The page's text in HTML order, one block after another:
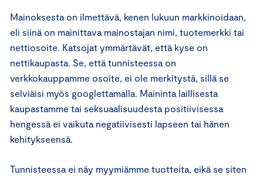
Mainoksesta on ilmettävä, kenen lukuun markkinoidaan,
eli siinä on mainittava mainostajan nimi, tuotemerkki tai
nettiosoite. Katsojat ymmärtävät, että kyse on
nettikaupasta. Se, että tunnisteessa on
verkkokauppamme osoite, ei ole merkitystä, sillä se
selviäisi myös googlettamalla. Maininta laillisesta
kaupastamme tai seksuaalisuudesta positiivisessa
hengessä ei vaikuta negatiivisesti lapseen tai hänen
kehitykseensä.
Tunnisteessa ei näy myymiämme tuotteita, eikä se siten